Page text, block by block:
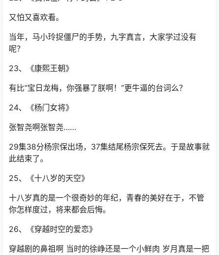
又怕又喜欢看。
当年，马小玲捉僵尸的手势，九字真言，大家学过没有
呢？
23、《康熙王朝》
有比“宝日龙梅，你强暴了朕啊！”更牛逼的台词么？
24、《杨门女将》
张智尧啊张智尧……
29集38分杨宗保出场，37集结尾杨宗保死去。于是故事就
此结束了。
25、《十八岁的天空》
十八岁真的是一个很奇妙的年纪，青春的美好在于，不管
你怎样度过，将来都会后悔。
26、《穿越时空的爱恋》
穿越剧的鼻祖啊 当时的徐峥还是一个小鲜肉 岁月真是一把